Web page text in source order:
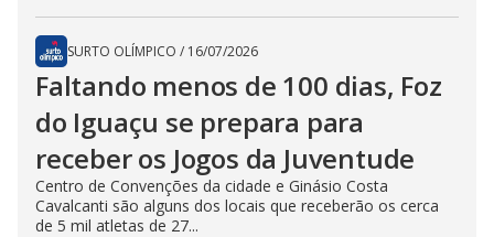
SURTO OLÍMPICO / 16/07/2026
Faltando menos de 100 dias, Foz
do Iguaçu se prepara para
receber os Jogos da Juventude
Centro de Convenções da cidade e Ginásio Costa
Cavalcanti são alguns dos locais que receberão os cerca
de 5 mil atletas de 27...